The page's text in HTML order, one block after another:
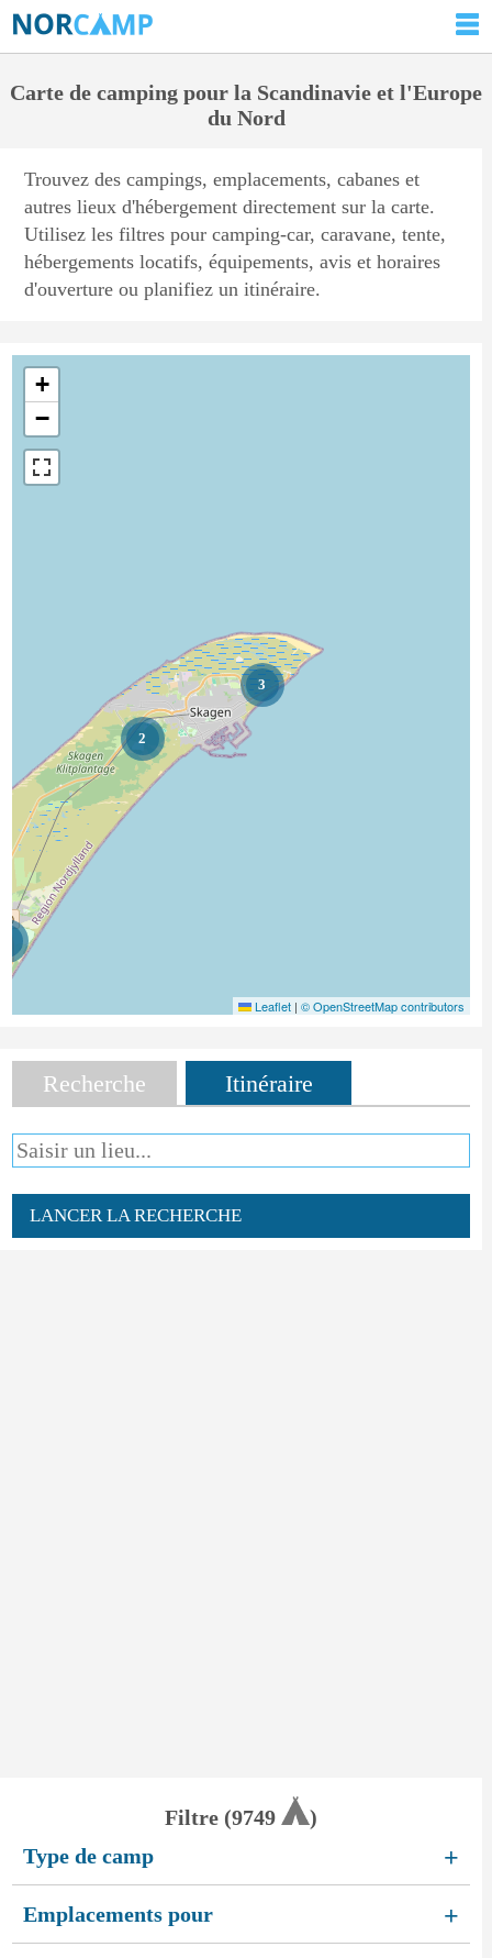
Carte de camping pour la Scandinavie et l'Europe
du Nord
Trouvez des campings, emplacements, cabanes et
autres lieux d'hébergement directement sur la carte.
Utilisez les filtres pour camping-car, caravane, tente,
hébergements locatifs, équipements, avis et horaires
d'ouverture ou planifiez un itinéraire.
3
2
+
−
Leaflet | © OpenStreetMap contributors
Recherche Itinéraire
LANCER LA RECHERCHE
Filtre (9749
)
Type de camp
+
Emplacements pour +